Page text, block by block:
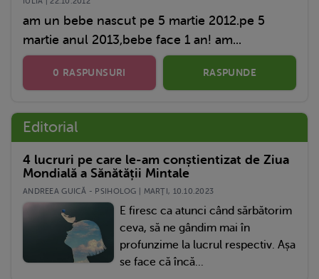
am un bebe nascut pe 5 martie 2012.pe 5
martie anul 2013,bebe face 1 an! am...
0 RASPUNSURI RASPUNDE
Editorial
4 lucruri pe care le-am conștientizat de Ziua
Mondială a Sănătății Mintale
ANDREEA GUICĂ - PSIHOLOG | MARŢI, 10.10.2023
E firesc ca atunci când sărbătorim
ceva, să ne gândim mai în
profunzime la lucrul respectiv. Așa
se face că încă...